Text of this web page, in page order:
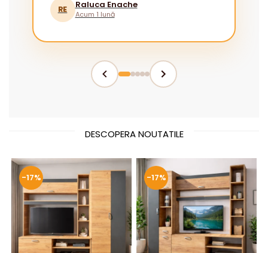
RE
Raluca Enache
Acum 1 lună
DESCOPERA NOUTATILE
-17% -17%